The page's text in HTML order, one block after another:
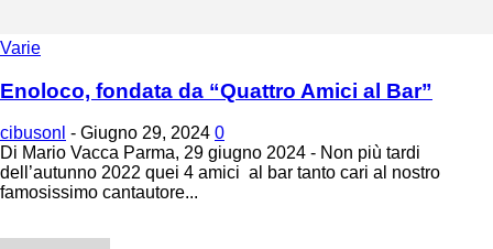
Varie
Enoloco, fondata da “Quattro Amici al Bar”
cibusonl - Giugno 29, 2024 0
Di Mario Vacca Parma, 29 giugno 2024 - Non più tardi
dell’autunno 2022 quei 4 amici al bar tanto cari al nostro
famosissimo cantautore...